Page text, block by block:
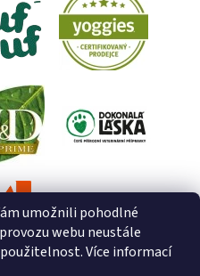
umožnili pohodlné
webu neustále
Více informací